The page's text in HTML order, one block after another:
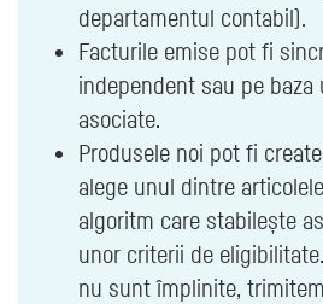
departamentul contabil).
Facturile emise pot fi
independent sau pe baza
asociate.
Produsele noi pot fi
alege unul dintre
algoritm care stabilește
unor criterii de
nu sunt împlinite,